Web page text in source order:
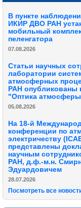
В пункте
ИКИР ДВО РАН
мобильный
пеленгатора
07.08.2026
Статьи научных
лаборатории
атмосферных
РАН опубликованы
"Оптика
05.08.2026
На 18-й
конференции по
электричеству
представлены
научным
РАН, д.ф.-м.н.
Эдуардовичем
28.07.2026
Посмотреть все